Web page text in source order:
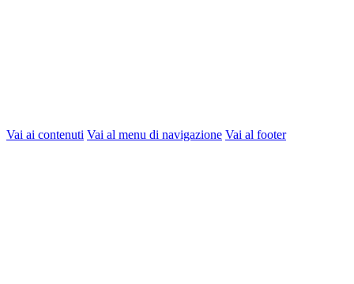
Vai ai contenuti Vai al menu di navigazione Vai al footer